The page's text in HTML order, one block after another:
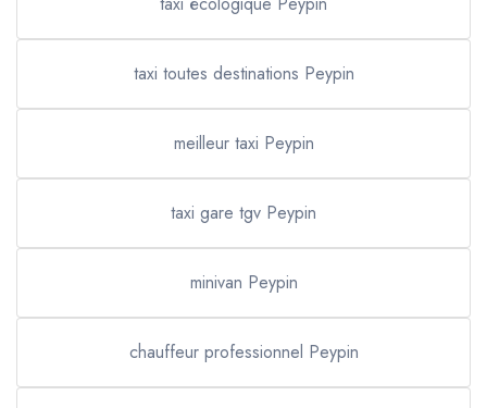
taxi toutes destinations Peypin
meilleur taxi Peypin
taxi gare tgv Peypin
minivan Peypin
chauffeur professionnel Peypin